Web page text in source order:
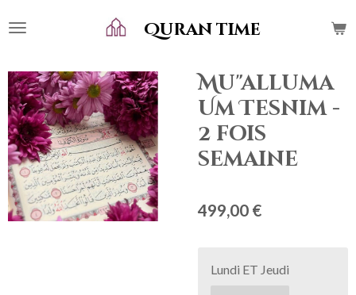
au
principal
Quran time
Mu"alluma
Um Tesnim -
2 fois
semaine
499,00 €
Lundi ET Jeudi